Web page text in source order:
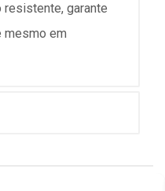
garante
mesmo em